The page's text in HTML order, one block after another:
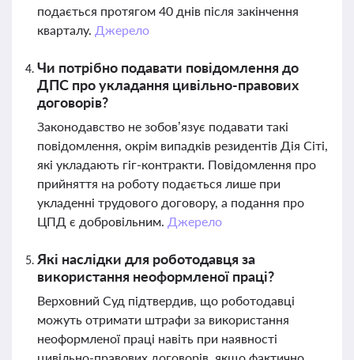
подається протягом 40 днів після закінчення
кварталу. Джерело
Чи потрібно подавати повідомлення до
ДПС про укладання цивільно-правових
договорів?
Законодавство не зобов’язує подавати такі
повідомлення, окрім випадків резидентів Дія Сіті,
які укладають гіг-контракти. Повідомлення про
прийняття на роботу подається лише при
укладенні трудового договору, а подання про
ЦПД є добровільним. Джерело
Які наслідки для роботодавця за
використання неоформленої праці?
Верховний Суд підтвердив, що роботодавці
можуть отримати штрафи за використання
неоформленої праці навіть при наявності